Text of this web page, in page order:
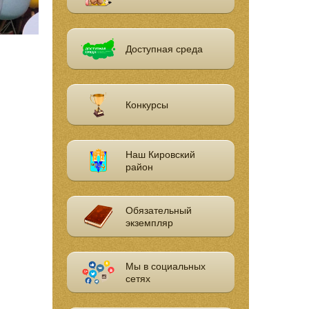
Доступная среда
Конкурсы
Наш Кировский
район
Обязательный
экземпляр
Мы в социальных
сетях